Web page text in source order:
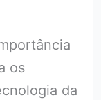
os
da